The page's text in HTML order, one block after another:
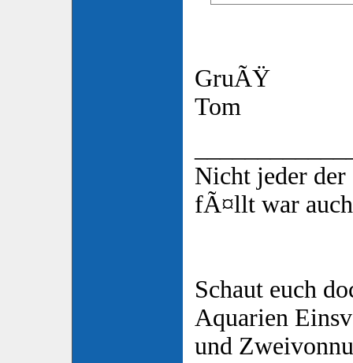
GruÃŸ
Tom
Nicht jeder der
fÃ¤llt war
Schaut euch
Aquarien
und